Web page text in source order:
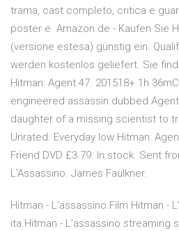
trama, cast completo, critica e
poster e Amazon.de - Kaufen Sie
(versione estesa) günstig ein.
werden kostenlos geliefert. Sie
Hitman: Agent 47. 201518+ 1h
engineered assassin dubbed
daughter of a missing scientist to
Unrated. Everyday low Hitman:
Friend DVD £3.79. In stock. Sent
L'Assassino. James Faulkner.
Hitman - L'assassino.Film Hitman -
ita.Hitman - L'assassino streaming